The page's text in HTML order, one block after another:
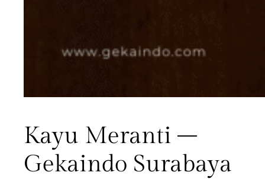
Kayu Meranti –
Gekaindo Surabaya